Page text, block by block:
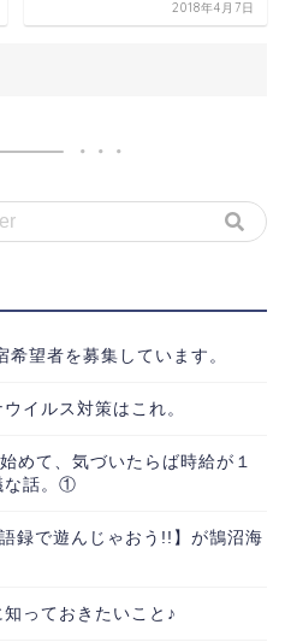
2018年4月7日
望者を募集しています。
イルス対策はこれ。
めて、気づいたらば時給が１
な話。①
録で遊んじゃおう!!】が鵠沼海
っておきたいこと♪